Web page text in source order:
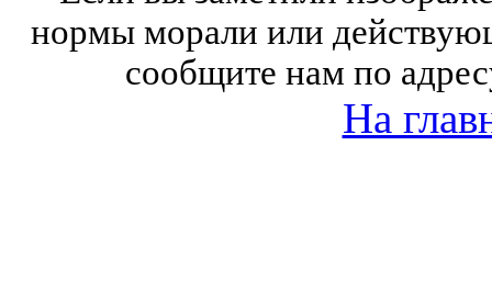
нормы морали или
сообщите нам по
На